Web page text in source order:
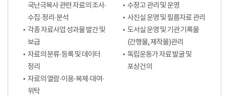
국난극복사 관련 자료의 조사·
수집·정리·분석
각종 자료사업 성과물 발간 및
보급
자료의 분류·등록 및 데이터
정리
자료의 열람·이용·복제·대여·
위탁
수장고 관리 및 운영
사진실 운영 및 필름자료 관리
도서실 운영 및 기관 기록물
(간행물, 제작물)관리
독립운동가 자료 발굴 및
포상건의